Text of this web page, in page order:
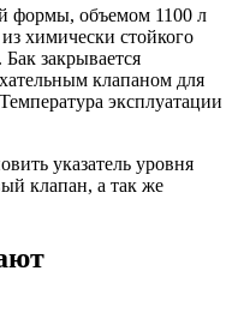
формы, объемом 1100 л
химически стойкого
закрывается
клапаном для
эксплуатации
указатель уровня
клапан, а так же